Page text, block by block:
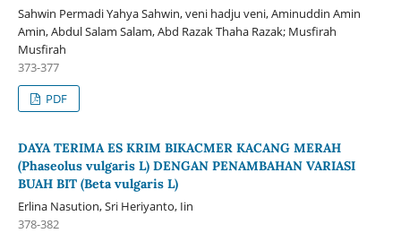
Sahwin Permadi Yahya Sahwin, veni hadju veni, Aminuddin Amin
Amin, Abdul Salam Salam, Abd Razak Thaha Razak; Musfirah
Musfirah
373-377
PDF
DAYA TERIMA ES KRIM BIKACMER KACANG MERAH
(Phaseolus vulgaris L) DENGAN PENAMBAHAN VARIASI
BUAH BIT (Beta vulgaris L)
Erlina Nasution, Sri Heriyanto, Iin
378-382